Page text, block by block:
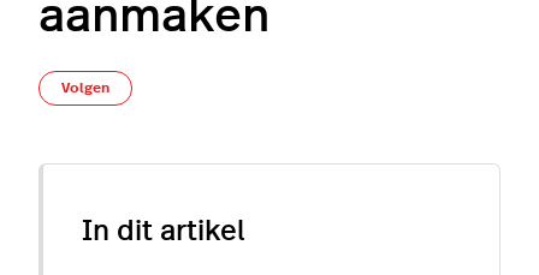
aanmaken
Volgen
In dit artikel